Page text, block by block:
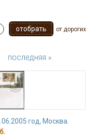
от дорогих
последняя »
год, Москва.